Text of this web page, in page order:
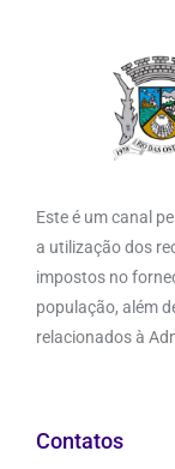
Este é um canal
a utilização dos
impostos no
população, além
relacionados à
Contatos